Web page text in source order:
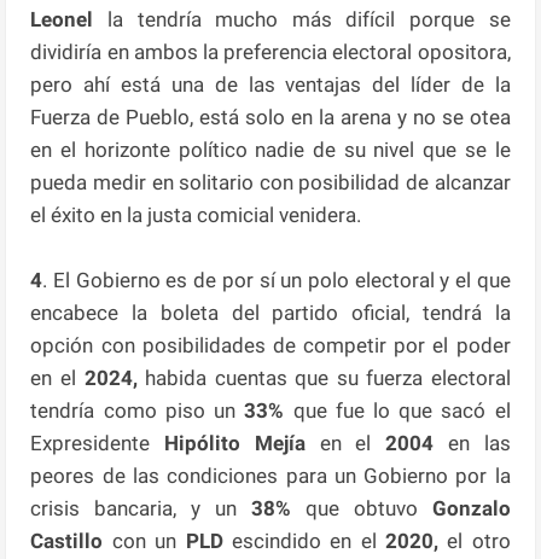
Leonel la tendría mucho más difícil porque se
dividiría en ambos la preferencia electoral opositora,
pero ahí está una de las ventajas del líder de la
Fuerza de Pueblo, está solo en la arena y no se otea
en el horizonte político nadie de su nivel que se le
pueda medir en solitario con posibilidad de alcanzar
el éxito en la justa comicial venidera.
4. El Gobierno es de por sí un polo electoral y el que
encabece la boleta del partido oficial, tendrá la
opción con posibilidades de competir por el poder
en el 2024,habida cuentas que su fuerza electoral
tendría como piso un33% que fue lo que sacó el
Expresidente Hipólito Mejía en el 2004 en las
peores de las condiciones para un Gobierno por la
crisis bancaria, y un 38% que obtuvo Gonzalo
Castillo con un PLDescindido en el 2020,el otro